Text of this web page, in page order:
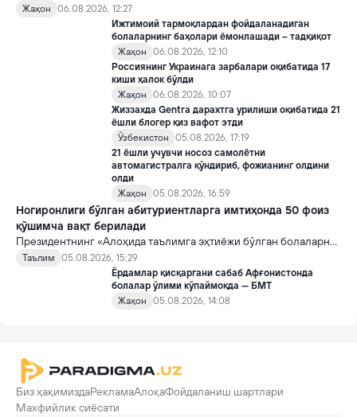
хорижликлар учун эса Хитойга кириш тартиби бўйича янги
қоидалар кучга киради.
Жаҳон
06.08.2026, 12:27
Ижтимоий тармоқлардан фойдаланадиган
болаларнинг баҳолари ёмонлашади – тадқиқот
Жаҳон
06.08.2026, 12:10
Россиянинг Украинага зарбалари оқибатида 17
киши ҳалок бўлди
Жаҳон
06.08.2026, 10:07
Жиззахда Gentra дарахтга урилиши оқибатида 21
ёшли блогер қиз вафот этди
Ўзбекистон
05.08.2026, 17:19
21 ёшли учувчи носоз самолётни
автомагистралга қўндириб, фожианинг олдини
олди
Жаҳон
05.08.2026, 16:59
Ногиронлиги бўлган абитуриентларга имтиҳонда 50 фоиз
қўшимча вақт берилади
Президентнинг «Алоҳида таълимга эҳтиёжи бўлган болаларни
таълим ва ижтимоий хизматлар билан қамраб олиш тизимини
такомиллаштириш бўйича қўшимча чора-тадбирлар
тўғрисида»ги қарори билан инклюзив таълим соҳасида қатор
янги механизмлар жорий этилади.
Таълим
05.08.2026, 15:29
Ёрдамлар қисқаргани сабаб Афғонистонда
болалар ўлими кўпаймоқда — БМТ
Жаҳон
05.08.2026, 14:08
Биз ҳақимиздаРекламаАлоқаФойдаланиш шартлари
Махфийлик сиёсати